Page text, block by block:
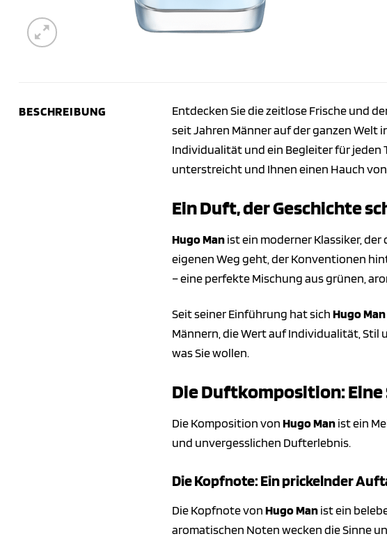
BESCHREIBUNG Entdecken Sie die zeitlose Frische und
seit Jahren Männer auf der ganzen Welt
Individualität und ein Begleiter für jeden
unterstreicht und Ihnen einen Hauch
Ein Duft, der Geschichte
Hugo Manist ein moderner Klassiker,
eigenen Weg geht, der Konventionen
– eine perfekte Mischung aus grünen,
Seit seiner Einführung hat sichHugo Man
Männern, die Wert auf Individualität,
was Sie wollen.
Die Duftkomposition: Eine
Die Komposition vonHugo Manist ein
und unvergesslichen Dufterlebnis.
Die Kopfnote: Ein prickelnder
Die Kopfnote vonHugo Manist ein
aromatischen Noten wecken die Sinne